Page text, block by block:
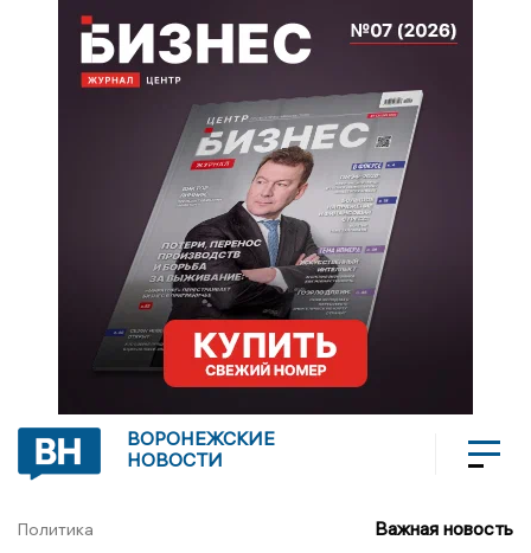
ВОРОНЕЖСКИЕ
НОВОСТИ
Политика Важная новость